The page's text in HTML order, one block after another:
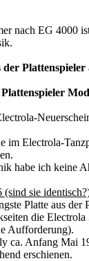
nach EG 4000
im Electrola-
habe ich keine
sie
Platte aus der
die Electrola
Aufforderung).
ca. Anfang Mai
erschienen.